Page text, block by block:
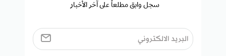
سجل وابق مطلعاً على آخر الأخبار ​